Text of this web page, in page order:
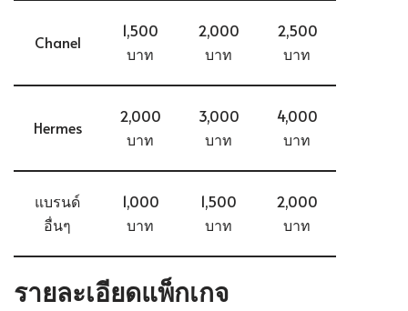
Chanel
1,500
บาท
2,000
บาท
2,500
บาท
Hermes
2,000
บาท
3,000
บาท
4,000
บาท
แบรนด์
อื่นๆ
1,000
บาท
1,500
บาท
2,000
บาท
รายละเอียดแพ็กเกจ